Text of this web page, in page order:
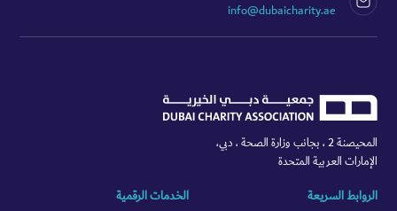
info@dubaicharity.ae
المحيصنة 2 ، بجانب وزارة الصحة ، دبي،
الإمارات العربية المتحدة
الروابط السريعة الخدمات الرقمية